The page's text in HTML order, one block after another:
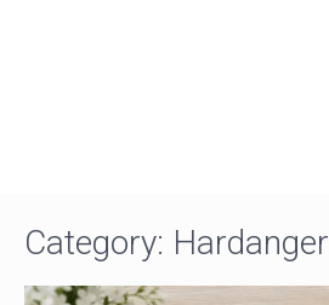
Category: Hardanger